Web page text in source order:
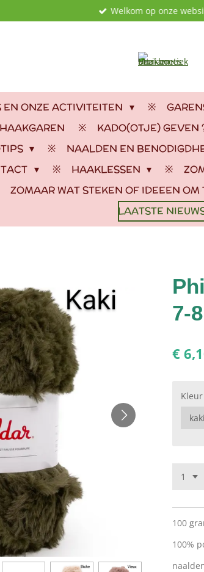
Welkom op onze
EN ONZE ACTIVITEITEN
KADO(OTJE) GEVEN
NAALDEN EN
HAAKLESSEN
ZOMAAR WAT STEKEN OF IDEEEN OM
LAATSTE NIEUWS
7-8
€
Kleur
100
100%